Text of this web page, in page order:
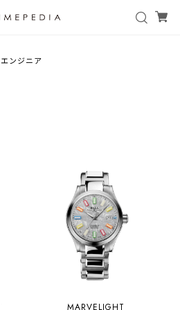
エンジニア
MARVELIGHT